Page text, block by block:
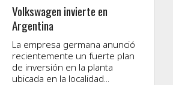
Volkswagen invierte en
Argentina
La empresa germana anunció
recientemente un fuerte plan
de inversión en la planta
ubicada en la localidad...